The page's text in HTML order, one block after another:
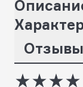
Отзывы